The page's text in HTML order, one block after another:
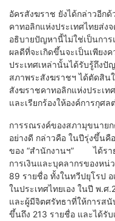
อัครสังฆราช ยังได้กล่าวอีก
คาทอลิกแห่งประเทศไทยส่ง
อธิบายปัญหานี้ไม่ใช่เป็นกา
ผลดีที่จะเกิดขึ้นจะเป็นเพียง
ประเทศเหล่านั้นได้รับรู้ถึงปั
สภาพระสังฆราชฯ ได้ตัดสิน
สังฆราชคาทอลิกแห่งประเท
และเรียกร้องให้องค์การกุศล
การรณรงค์ของสภามุขนาย
อย่างดี กล่าวคือ ในปีรุ่งขึ้นคื
ของ “สำนักงานฯ” ได้รา
การเงินและบุคลากรของหน่
89 รายชื่อ ทั้งในทวีปยุโรป อ
ในประเทศไทยเอง ในปี พ.
และผู้มีจิตศรัทธาที่ให้การส
ขึ้นถึง 213 รายชื่อ และได้รั